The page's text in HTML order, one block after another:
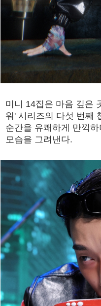
미니 14집은 마음 깊은
워' 시리즈의 다섯 번째
순간을 유쾌하게 만끽
모습을 그려낸다.